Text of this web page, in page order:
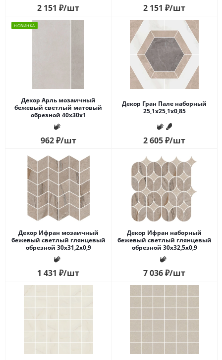
2 151 ₽/шт 2 151 ₽/шт
НОВИНКА
Декор Арль мозаичный
бежевый светлый матовый
обрезной 40x30x1
962₽/шт
Декор Гран Пале наборный
25,1x25,1x0,85
2 605₽/шт
Декор Ифран мозаичный
бежевый светлый глянцевый
обрезной 30x31,2x0,9
1 431 ₽/шт
Декор Ифран наборный
бежевый светлый глянцевый
обрезной 30x32,5x0,9
7 036₽/шт